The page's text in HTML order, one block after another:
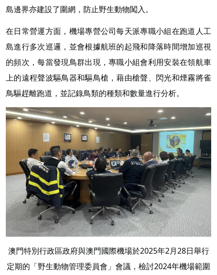
島邊界亦建設了圍網，防止野生動物闖入。
在日常營運方面，機場專營公司每天派專職小組在跑道人工
島進行多次巡邏，並會根據航班的起飛和降落時間增加巡視
的頻次，每當發現鳥群出現，專職小組會利用安裝在領航車
上的遠程聲波驅鳥器和驅鳥槍，藉由槍聲、閃光和煙霧將雀
鳥驅趕離跑道，並記錄鳥類的種類和數量進行分析。
澳門特別行政區政府與澳門國際機場於2025年2月28日舉行
定期的「野生動物管理委員會」會議，檢討2024年機場範圍